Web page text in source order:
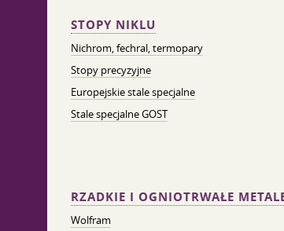
STOPY NIKLU
Nichrom, fechral, termopary
Stopy precyzyjne
Europejskie stale specjalne
Stale specjalne GOST
RZADKIE I OGNIOTRWAŁE
Wolfram